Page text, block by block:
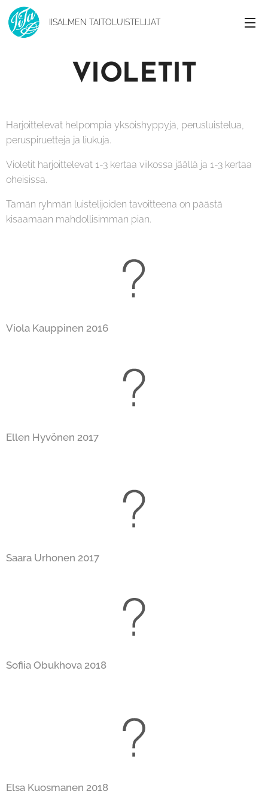
IISALMEN TAITOLUISTELIJAT
VIOLETIT
Harjoittelevat helpompia yksöishyppyjä, perusluistelua,
peruspiruetteja ja liukuja.
Violetit harjoittelevat 1-3 kertaa viikossa jäällä ja 1-3 kertaa
oheisissa.
Tämän ryhmän luistelijoiden tavoitteena on päästä
kisaamaan mahdollisimman pian.
Viola Kauppinen 2016
Ellen Hyvönen 2017
Saara Urhonen 2017
Sofiia Obukhova 2018
Elsa Kuosmanen 2018